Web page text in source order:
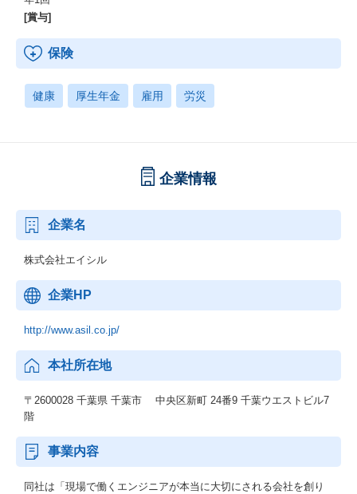
[賞与]
保険
健康 厚生年金 雇用 労災
企業情報
企業名
株式会社エイシル
企業HP
http://www.asil.co.jp/
本社所在地
〒2600028 千葉県 千葉市 中央区新町 24番9 千葉ウエストビル7
階
事業内容
同社は「現場で働くエンジニアが本当に大切にされる会社を創り